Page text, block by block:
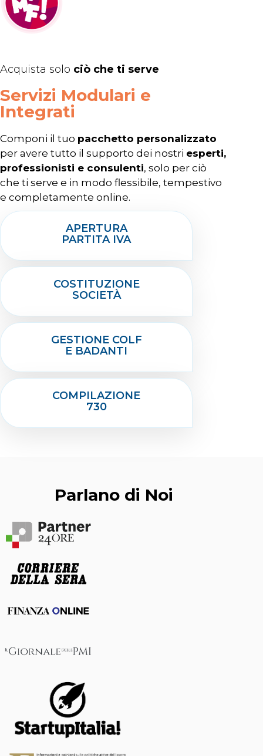
Acquista solo ciò che ti serve
Servizi Modulari e
Integrati
Componi il tuo pacchetto personalizzato
per avere tutto il supporto dei nostri esperti,
professionisti e consulenti, solo per ciò
che ti serve e in modo flessibile, tempestivo
e completamente online.
APERTURA
PARTITA IVA
COSTITUZIONE
SOCIETÀ
GESTIONE COLF
E BADANTI
COMPILAZIONE
730
Parlano di Noi